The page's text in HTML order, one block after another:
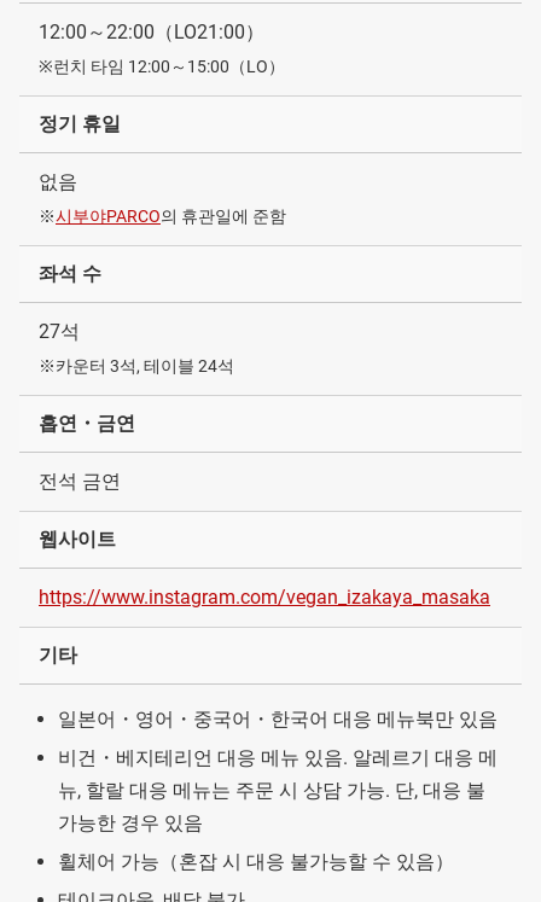
12:00～22:00（LO21:00）
※런치 타임 12:00～15:00（LO）
정기 휴일
없음
※시부야PARCO의 휴관일에 준함
좌석 수
27석
※카운터 3석, 테이블 24석
흡연・금연
전석 금연
웹사이트
https://www.instagram.com/vegan_izakaya_masaka
기타
일본어・영어・중국어・한국어 대응 메뉴북만 있음
비건・베지테리언 대응 메뉴 있음. 알레르기 대응 메
뉴, 할랄 대응 메뉴는 주문 시 상담 가능. 단, 대응 불
가능한 경우 있음
휠체어 가능（혼잡 시 대응 불가능할 수 있음）